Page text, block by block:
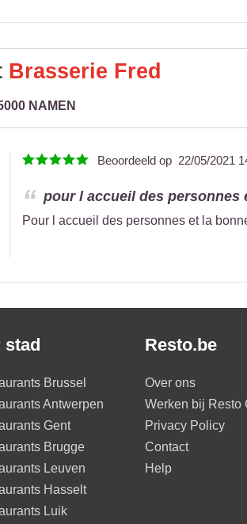
Brasserie Fred
NAMEN
Beoordeeld op 22/05/2021
pour l accueil des personnes
Pour l accueil des personnes et la
stad
Brussel
Antwerpen
Gent
Brugge
Leuven
Hasselt
Luik
Resto.be
Over ons
Werken bij Resto
Privacy Policy
Contact
Help